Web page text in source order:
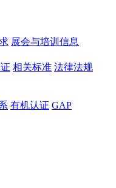
展会与培训信息
相关标准 法律法规
有机认证 GAP